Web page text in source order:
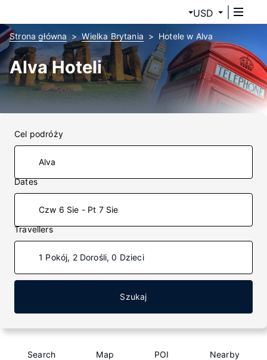
USD
Strona główna Wielka Brytania Hotele w Alva
Alva Hoteli
Cel podróży
Dates
Czw 6 Sie - Pt 7 Sie
Travellers
1 Pokój, 2 Dorośli, 0 Dzieci
Szukaj
Search Map POI Nearby